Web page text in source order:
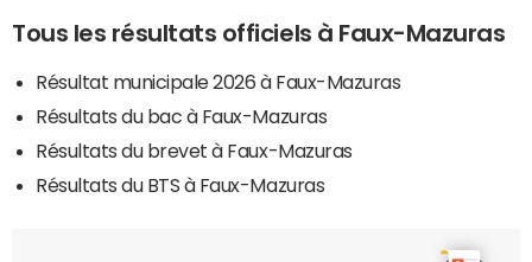
Tous les résultats officiels à Faux-Mazuras
Résultat municipale 2026 à Faux-Mazuras
Résultats du bac à Faux-Mazuras
Résultats du brevet à Faux-Mazuras
Résultats du BTS à Faux-Mazuras